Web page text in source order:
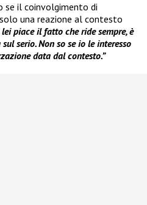
se il coinvolgimento di
una reazione al contesto
lei piace il fatto che ride sempre, è
serio. Non so se io le interesso
data dal contesto.”